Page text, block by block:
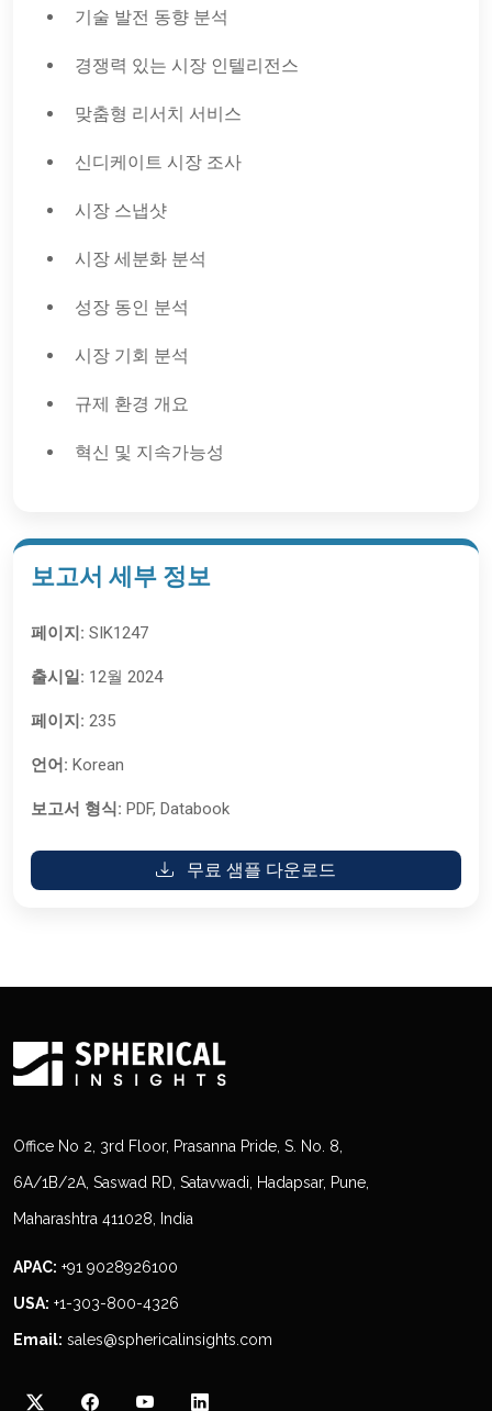
기술 발전 동향 분석
경쟁력 있는 시장 인텔리전스
맞춤형 리서치 서비스
신디케이트 시장 조사
시장 스냅샷
시장 세분화 분석
성장 동인 분석
시장 기회 분석
규제 환경 개요
혁신 및 지속가능성
보고서 세부 정보
페이지: SIK1247
출시일: 12월 2024
페이지: 235
언어: Korean
보고서 형식: PDF, Databook
무료 샘플 다운로드
Office No 2, 3rd Floor, Prasanna Pride, S. No. 8,
6A/1B/2A, Saswad RD, Satavwadi, Hadapsar, Pune,
Maharashtra 411028, India
APAC: +91 9028926100
USA: +1-303-800-4326
Email: sales@sphericalinsights.com